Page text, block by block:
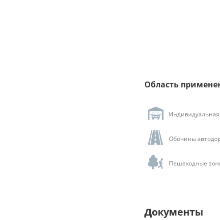
Область
Индивидуальная
Обочины
Пешеходные
Документы